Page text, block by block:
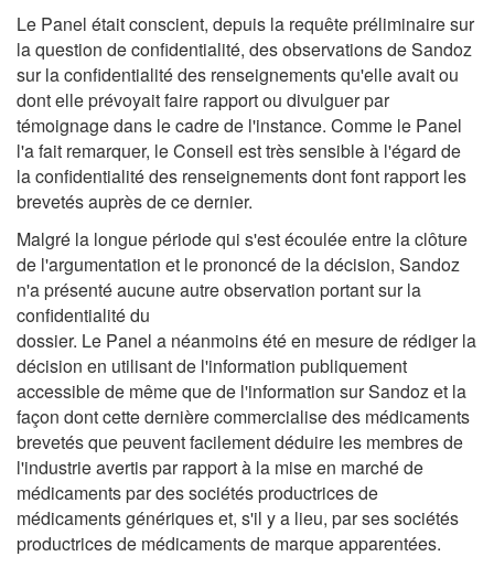
Le Panel était conscient, depuis la requête préliminaire sur
la question de confidentialité, des observations de Sandoz
sur la confidentialité des renseignements qu'elle avait ou
dont elle prévoyait faire rapport ou divulguer par
témoignage dans le cadre de l'instance. Comme le Panel
l'a fait remarquer, le Conseil est très sensible à l'égard de
la confidentialité des renseignements dont font rapport les
brevetés auprès de ce dernier.
Malgré la longue période qui s'est écoulée entre la clôture
de l'argumentation et le prononcé de la décision, Sandoz
n'a présenté aucune autre observation portant sur la
confidentialité du
dossier. Le Panel a néanmoins été en mesure de rédiger la
décision en utilisant de l'information publiquement
accessible de même que de l'information sur Sandoz et la
façon dont cette dernière commercialise des médicaments
brevetés que peuvent facilement déduire les membres de
l'industrie avertis par rapport à la mise en marché de
médicaments par des sociétés productrices de
médicaments génériques et, s'il y a lieu, par ses sociétés
productrices de médicaments de marque apparentées.